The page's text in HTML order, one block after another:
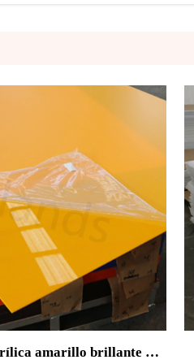
Fabricante mayorista de